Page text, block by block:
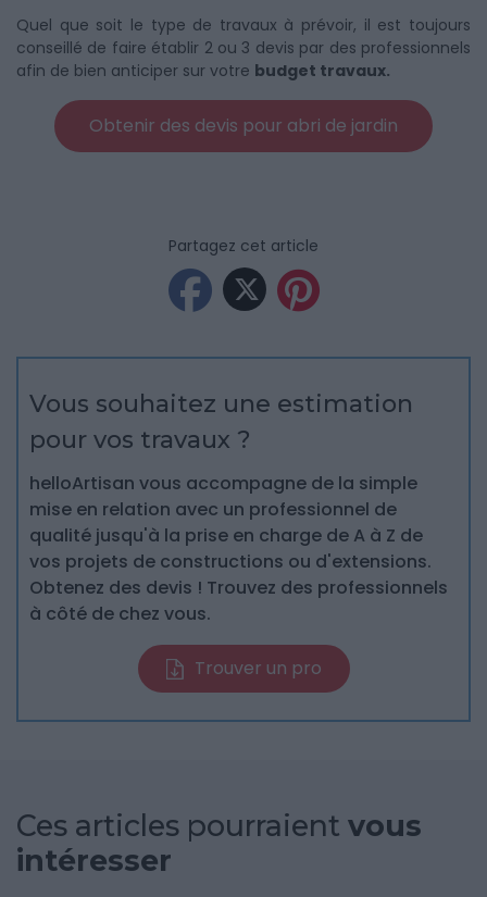
Quel que soit le type de travaux à prévoir, il est toujours
conseillé de faire établir 2 ou 3 devis par des professionnels
afin de bien anticiper sur votre budget travaux.
Obtenir des devis pour abri de jardin
Partagez cet article
Vous souhaitez une estimation
pour vos travaux ?
helloArtisan vous accompagne de la simple
mise en relation avec un professionnel de
qualité jusqu'à la prise en charge de A à Z de
vos projets de constructions ou d'extensions.
Obtenez des devis ! Trouvez des professionnels
à côté de chez vous.
Trouver un pro
Ces articles pourraient vous
intéresser